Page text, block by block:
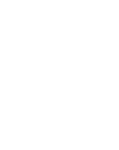
biçimi, bir